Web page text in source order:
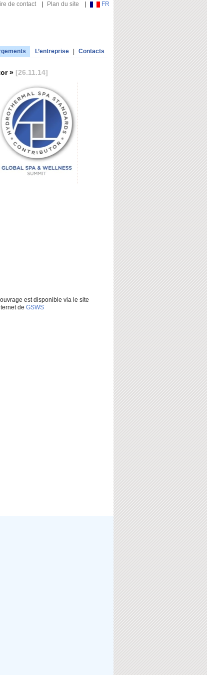
de contact Plan du site FR
L’entreprise Contacts
» [26.11.14]
est disponible via le site
de GSWS